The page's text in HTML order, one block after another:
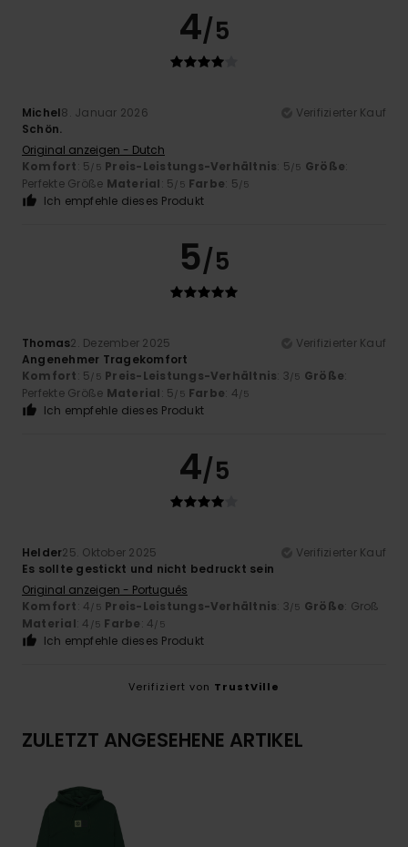
4/5
Michel8. Januar 2026
Verifizierter Kauf
Schön.
Original anzeigen - Dutch
Komfort: 5/5 Preis-Leistungs-Verhältnis: 5/5 Größe:
Perfekte Größe Material: 5/5 Farbe: 5/5
Ich empfehle dieses Produkt
5/5
Thomas2. Dezember 2025
Verifizierter Kauf
Angenehmer Tragekomfort
Komfort: 5/5 Preis-Leistungs-Verhältnis: 3/5 Größe:
Perfekte Größe Material: 5/5 Farbe: 4/5
Ich empfehle dieses Produkt
4/5
Helder25. Oktober 2025
Verifizierter Kauf
Es sollte gestickt und nicht bedruckt sein
Original anzeigen - Português
Komfort: 4/5 Preis-Leistungs-Verhältnis: 3/5 Größe: Groß
Material: 4 /5 Farbe: 4/5
Ich empfehle dieses Produkt
Verifiziert von TrustVille
ZULETZT ANGESEHENE ARTIKEL